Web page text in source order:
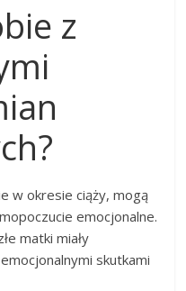
z
w okresie ciąży, mogą
emocjonalne.
matki miały
skutkami